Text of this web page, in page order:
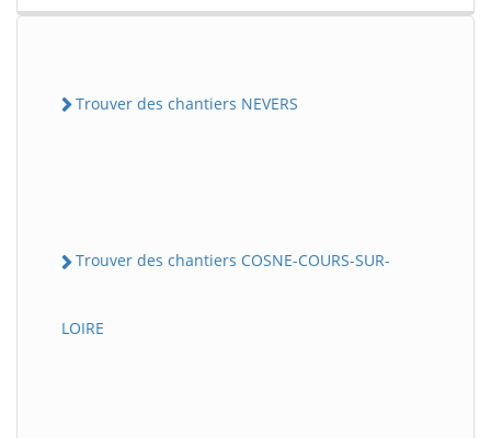
Trouver des chantiers NEVERS
Trouver des chantiers COSNE-COURS-SUR-
LOIRE